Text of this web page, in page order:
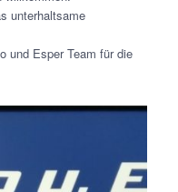
unterhaltsame
und Esper Team für die